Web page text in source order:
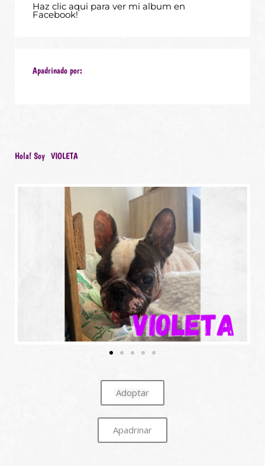
Hola! Soy VIOLETA
Adoptar
Apadrinar
Haz clic aqui para ver mi album en
Facebook!
Apadrinado por: